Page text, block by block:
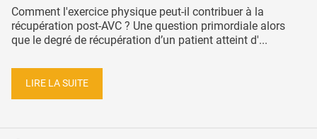
Comment l'exercice physique peut-il contribuer à la
récupération post-AVC ? Une question primordiale alors
que le degré de récupération d’un patient atteint d'...
LIRE LA SUITE